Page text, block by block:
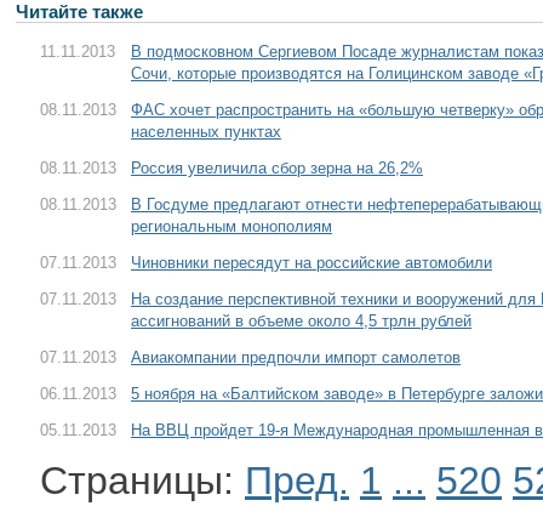
Читайте также
11.11.2013
В подмосковном Сергиевом Посаде журналистам
Сочи, которые производятся на Голицинском заводе
08.11.2013
ФАС хочет распространить на «большую четверку»
населенных пунктах
08.11.2013
Россия увеличила сбор зерна на 26,2%
08.11.2013
В Госдуме предлагают отнести
региональным монополиям
07.11.2013
Чиновники пересядут на российские автомобили
07.11.2013
На создание перспективной техники и вооружений
ассигнований в объеме около 4,5 трлн рублей
07.11.2013
Авиакомпании предпочли импорт самолетов
06.11.2013
5 ноября на «Балтийском заводе» в Петербурге
05.11.2013
На ВВЦ пройдет 19-я Международная промышленная
Страницы: Пред. 1 ... 520